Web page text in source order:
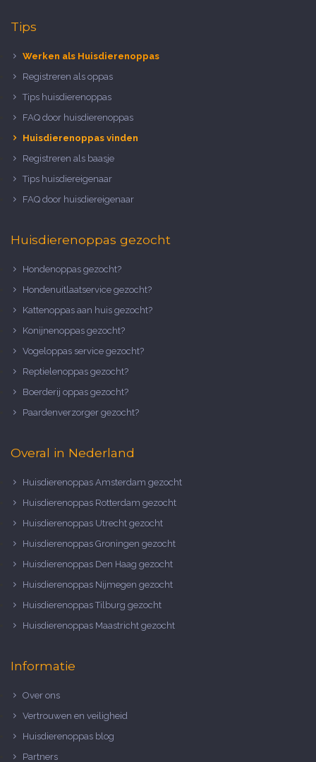
Tips
Werken als Huisdierenoppas
Registreren als oppas
Tips huisdierenoppas
FAQ door huisdierenoppas
Huisdierenoppas vinden
Registreren als baasje
Tips huisdiereigenaar
FAQ door huisdiereigenaar
Huisdierenoppas gezocht
Hondenoppas gezocht?
Hondenuitlaatservice gezocht?
Kattenoppas aan huis gezocht?
Konijnenoppas gezocht?
Vogeloppas service gezocht?
Reptielenoppas gezocht?
Boerderij oppas gezocht?
Paardenverzorger gezocht?
Overal in Nederland
Huisdierenoppas Amsterdam gezocht
Huisdierenoppas Rotterdam gezocht
Huisdierenoppas Utrecht gezocht
Huisdierenoppas Groningen gezocht
Huisdierenoppas Den Haag gezocht
Huisdierenoppas Nijmegen gezocht
Huisdierenoppas Tilburg gezocht
Huisdierenoppas Maastricht gezocht
Informatie
Over ons
Vertrouwen en veiligheid
Huisdierenoppas blog
Partners